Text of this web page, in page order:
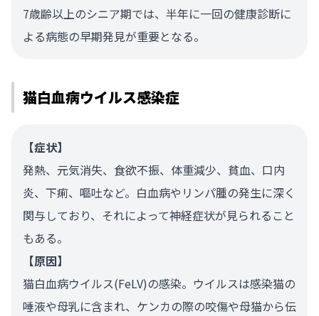
7歳齢以上のシニア期では、半年に一回の健康診断に
よる病態の早期発見が重要となる。
猫白血病ウイルス感染症
【症状】
発熱、元気消失、食欲不振、体重減少、貧血、口内
炎、下痢、嘔吐など。白血病やリンパ腫の発生に深く
関与しており、それによって神経症状が見られること
もある。
【原因】
猫白血病ウイルス(FeLV)の感染。ウイルスは感染猫の
唾液や母乳に含まれ、ケンカの際の咬傷や母猫から伝